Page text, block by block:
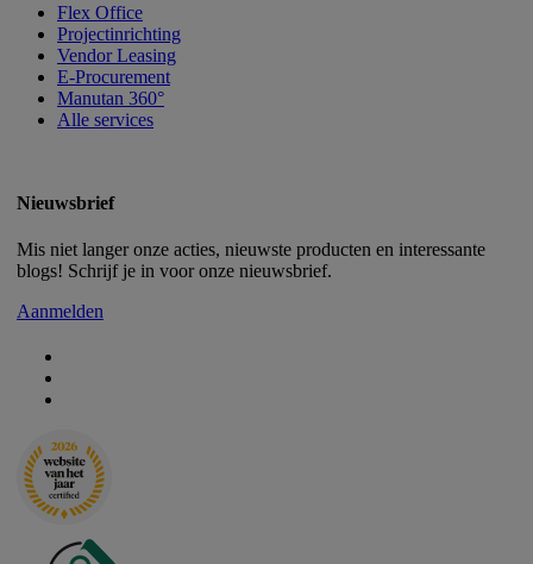
Flex Office
Projectinrichting
Vendor Leasing
E-Procurement
Manutan 360°
Alle services
Nieuwsbrief
Mis niet langer onze acties, nieuwste producten en interessante
blogs! Schrijf je in voor onze nieuwsbrief.
Aanmelden